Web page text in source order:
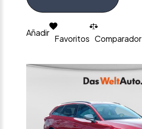
Añadir
Favoritos Comparador